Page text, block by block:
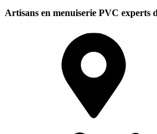
Artisans en menuiserie PVC experts